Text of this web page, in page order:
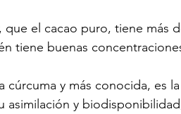
el cacao puro, tiene más
tiene buenas
y más conocida, es
asimilación y